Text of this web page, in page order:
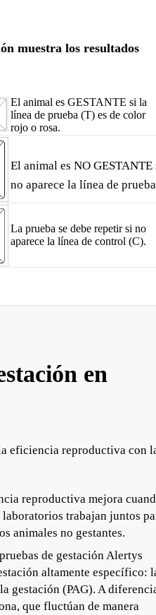
muestra los resultados
El animal es GESTANTE si la
línea de prueba (T) es de color
rojo o rosa.
El animal es NO GESTANTE
no aparece la línea de
La prueba se debe repetir si no
aparece la línea de control (C).
en
eficiencia reproductiva con
reproductiva mejora
trabajan juntos
animales no gestantes.
de gestación Alertys
altamente específico:
gestación (PAG). A
que fluctúan de manera